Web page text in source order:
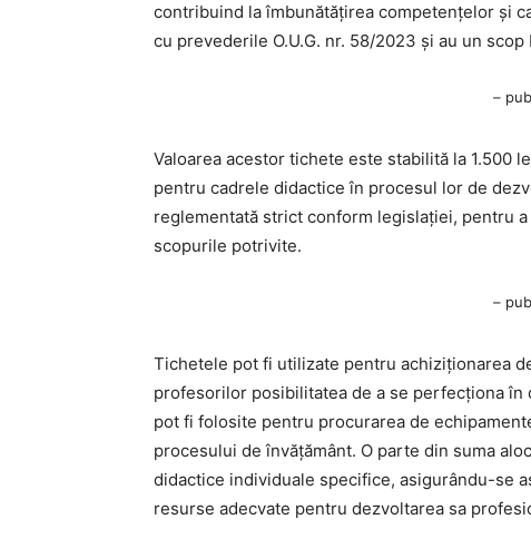
contribuind la îmbunătățirea competențelor și
cu prevederile O.U.G. nr. 58/2023 și au un
–
Valoarea acestor tichete este stabilită la 1.500
pentru cadrele didactice în procesul lor de
reglementată strict conform legislației, pentru
scopurile potrivite.
–
Tichetele pot fi utilizate pentru achiziționarea
profesorilor posibilitatea de a se perfecționa în
pot fi folosite pentru procurarea de
procesului de învățământ. O parte din suma
didactice individuale specifice, asigurându-se
resurse adecvate pentru dezvoltarea sa